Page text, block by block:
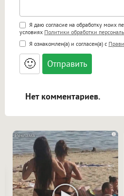
Поддержка HTML
<b>, <strong>, <u>, <i>,
<small>, <sup>, <sub>,
<blockquote>, <code>
адреса URL автоматически
ссылками, и [img]адрес[/
Я даю согласие на обработку моих
условиях Политики обработки
Я ознакомлен(а) и согласен(а) с
🙂
Нет комментариев.
i